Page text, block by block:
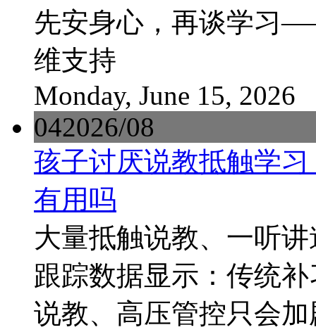
先安身心，再谈学习
维支持
Monday, June 15, 2026
042026/08
孩子讨厌说教抵触学
有用吗
大量抵触说教、一听
跟踪数据显示：传统
说教、高压管控只会